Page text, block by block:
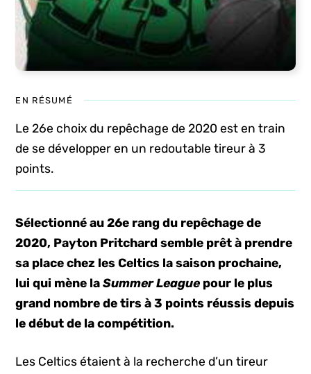
EN RÉSUMÉ
Le 26e choix du repêchage de 2020 est en train
de se développer en un redoutable tireur à 3
points.
Sélectionné au 26e rang du repêchage de
2020, Payton Pritchard semble prêt à prendre
sa place chez les Celtics la saison prochaine,
lui qui mène laSummer League pour le plus
grand nombre de tirs à 3 points réussis depuis
le début de la compétition.
Les Celtics étaient à la recherche d’un tireur